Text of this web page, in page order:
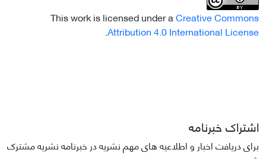
This work is licensed under aCreative Commons
Attribution 4.0 International License
.
اشتراک خبرنامه
برای دریافت اخبار و اطلاعیه های مهم نشریه در خبرنامه نشریه مشترک